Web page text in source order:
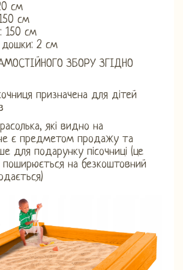
см
см
150 см
2 см
ЗБОРУ ЗГІДНО
призначена для дітей
які видно на
є предметом продажу та
для подарунку пісочниці (це
на безкоштовний